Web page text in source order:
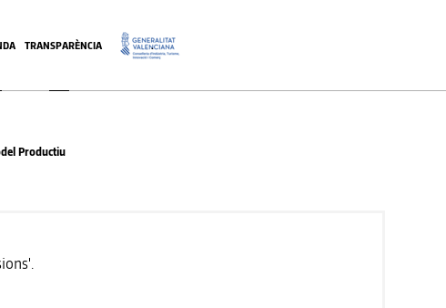
TRANSPARÈNCIA .
Productiu